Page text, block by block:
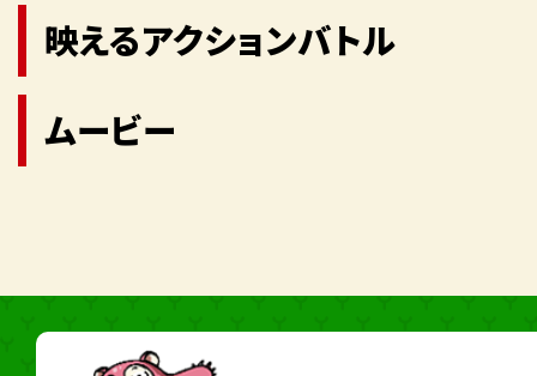
映えるアクションバトル
ムービー